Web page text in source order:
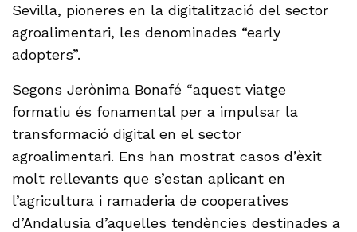
Sevilla, pioneres en la digitalització del sector
agroalimentari, les denominades “early
adopters”.
Segons Jerònima Bonafé “aquest viatge
formatiu és fonamental per a impulsar la
transformació digital en el sector
agroalimentari. Ens han mostrat casos d’èxit
molt rellevants que s’estan aplicant en
l’agricultura i ramaderia de cooperatives
d’Andalusia d’aquelles tendències destinades a